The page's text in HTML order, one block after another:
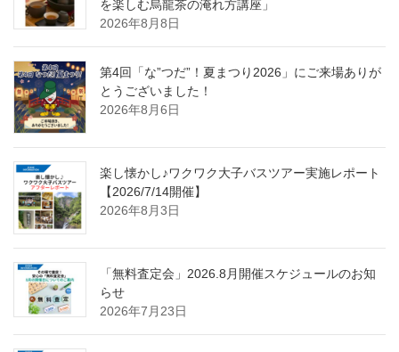
を楽しむ烏龍茶の淹れ方講座」
2026年8月8日
第4回「な”つだ”！夏まつり2026」にご来場ありが
とうございました！
2026年8月6日
楽し懐かし♪ワクワク大子バスツアー実施レポート
【2026/7/14開催】
2026年8月3日
「無料査定会」2026.8月開催スケジュールのお知
らせ
2026年7月23日